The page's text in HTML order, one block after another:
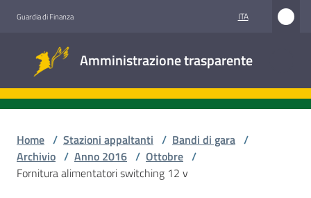
Guardia di Finanza ITA
Amministrazione trasparente
trasparente
Home / Stazioni appaltanti / Bandi di gara /
Archivio / Anno 2016 / Ottobre /
Fornitura alimentatori switching 12 v